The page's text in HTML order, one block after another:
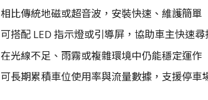
相比傳統地磁或超音波，安裝快速、維護簡單
可搭配 LED 指示燈或引導屏，協助車主快速尋
在光線不足、雨霧或複雜環境中仍能穩定運作
可長期累積車位使用率與流量數據，支援停車